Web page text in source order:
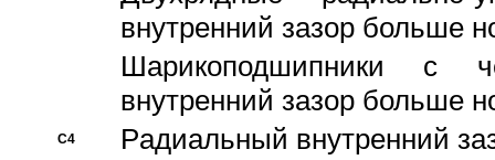
внутренний зазор больше
Шарикоподшипники с
внутренний зазор больше
C4
Pадиальный внутренний